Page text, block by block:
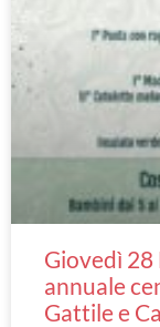
Giovedì
annuale
Gattile e